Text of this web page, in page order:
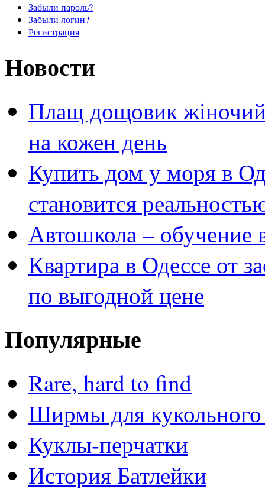
Забыли пароль?
Забыли логин?
Регистрация
Новости
Плащ дощовик
на кожен день
Купить дом у моря в
становится
Автошкола – обучение
Квартира в Одессе от
по выгодной цене
Популярные
Rare, hard to find
Ширмы для кукольного
Куклы-перчатки
История Батлейки